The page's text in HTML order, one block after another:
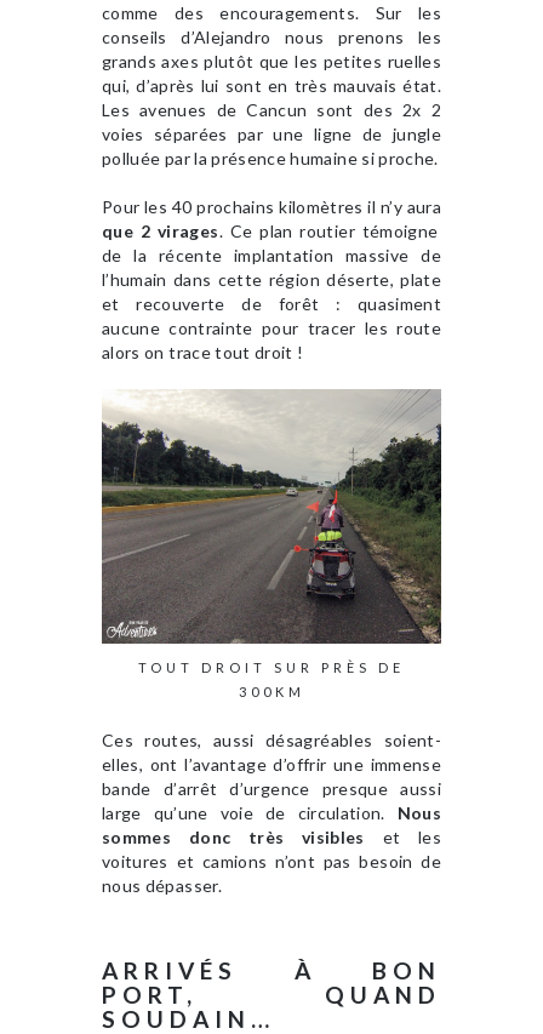
comme des encouragements. Sur les
conseils d’Alejandro nous prenons les
grands axes plutôt que les petites ruelles
qui, d’après lui sont en très mauvais état.
Les avenues de Cancun sont des 2x 2
voies séparées par une ligne de jungle
polluée par la présence humaine si proche.
Pour les 40 prochains kilomètres il n’y aura
que 2 virages. Ce plan routier témoigne
de la récente implantation massive de
l’humain dans cette région déserte, plate
et recouverte de forêt : quasiment
aucune contrainte pour tracer les route
alors on trace tout droit !
TOUT DROIT SUR PRÈS DE
300KM
Ces routes, aussi désagréables soient-
elles, ont l’avantage d’offrir une immense
bande d’arrêt d’urgence presque aussi
large qu’une voie de circulation. Nous
sommes donc très visibles
et les
voitures et camions n’ont pas besoin de
nous dépasser.
ARRIVÉS À BON
PORT, QUAND
SOUDAIN…